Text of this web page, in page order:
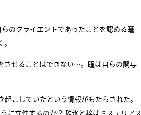
のクライエントであったことを認める瞳
させることはできない…。瞳は自らの関与
こしていたという情報がもたらされた。
に立件するのか？ 碓氷と梓はミステリアス